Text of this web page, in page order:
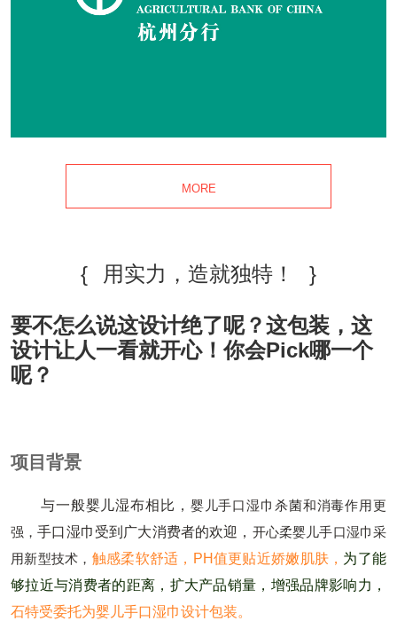
MORE
{ 用实力，造就独特！ }
要不怎么说这设计绝了呢？这包装，这
设计让人一看就开心！你会Pick哪一个
呢？
项目背景
与一般婴儿湿布相比， 婴儿手口湿巾 杀菌和消毒作用更
强，手口湿巾受到广大消费者的欢迎， 开心柔婴儿手口湿巾采
用新型技术， 触感柔软舒适，PH值更贴近娇嫩肌肤， 为了能
够拉近与消费者的距离，扩大产品销量，增强品牌影响力，
石特受委托为婴儿手口湿巾设计包装。